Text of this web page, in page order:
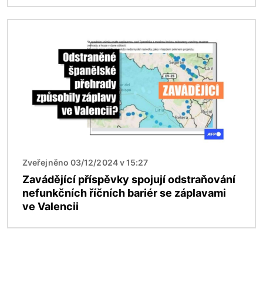
Zveřejněno 03/12/2024 v 15:27
Zavádějící příspěvky spojují odstraňování
nefunkčních říčních bariér se záplavami
ve Valencii